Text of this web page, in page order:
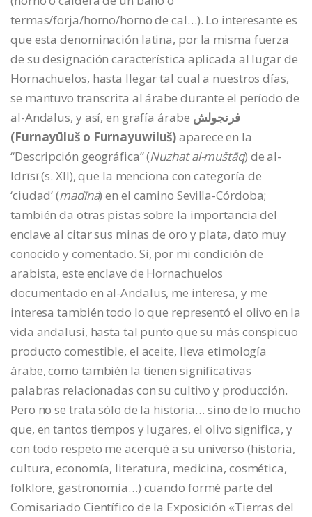
termas/forja/horno/horno de cal…). Lo interesante es
que esta denominación latina, por la misma fuerza
de su designación característica aplicada al lugar de
Hornachuelos, hasta llegar tal cual a nuestros días,
se mantuvo transcrita al árabe durante el período de
al-Andalus, y así, en grafía árabe فرنجولش
(Furnayūluš o Furnayuwiluš)aparece en la
“Descripción geográfica” (Nuzhat al-muštāq) de al-
Idrīsī (s. XII), que la menciona con categoría de
‘ciudad’ (madīna) en el camino Sevilla-Córdoba;
también da otras pistas sobre la importancia del
enclave al citar sus minas de oro y plata, dato muy
conocido y comentado. Si, por mi condición de
arabista, este enclave de Hornachuelos
documentado en al-Andalus, me interesa, y me
interesa también todo lo que representó el olivo en la
vida andalusí, hasta tal punto que su más conspicuo
producto comestible, el aceite, lleva etimología
árabe, como también la tienen significativas
palabras relacionadas con su cultivo y producción.
Pero no se trata sólo de la historia… sino de lo mucho
que, en tantos tiempos y lugares, el olivo significa, y
con todo respeto me acerqué a su universo (historia,
cultura, economía, literatura, medicina, cosmética,
folklore, gastronomía…) cuando formé parte del
Comisariado Científico de la Exposición «Tierras del